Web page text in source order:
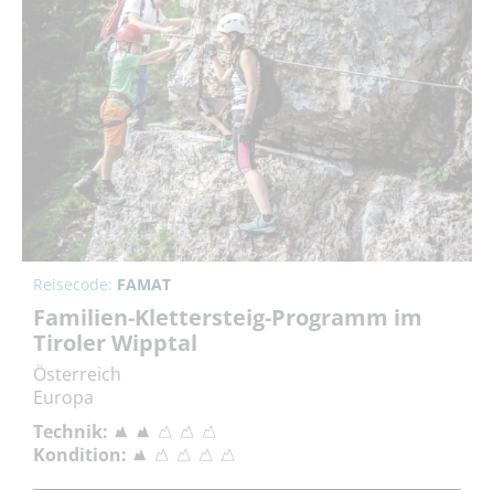
Reisecode: FAMAT
Familien-Klettersteig-Programm im
Tiroler Wipptal
Österreich
Europa
Technik:
Kondition: